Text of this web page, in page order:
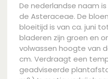
De nederlandse naam is
de Asteraceae. De
bloeitijd is van ca. juni
bladeren zijn groen en
volwassen hoogte van
cm. Verdraagt een
geadviseerde